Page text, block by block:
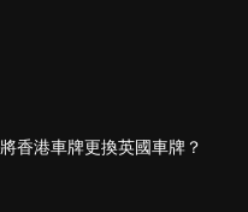
香港車牌更換英國車牌？